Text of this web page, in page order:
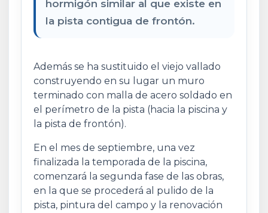
hormigón similar al que existe en
la pista contigua de frontón.
Además se ha sustituido el viejo vallado
construyendo en su lugar un muro
terminado con malla de acero soldado en
el perímetro de la pista (hacia la piscina y
la pista de frontón).
En el mes de septiembre, una vez
finalizada la temporada de la piscina,
comenzará la segunda fase de las obras,
en la que se procederá al pulido de la
pista, pintura del campo y la renovación